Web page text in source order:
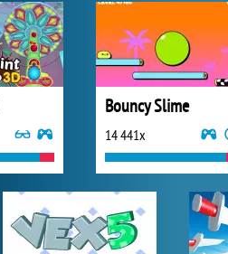
Bouncy Slime
14 441x